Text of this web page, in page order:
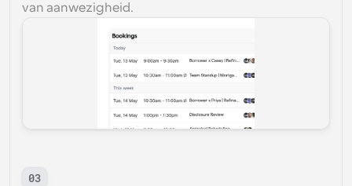
van aanwezigheid.
03